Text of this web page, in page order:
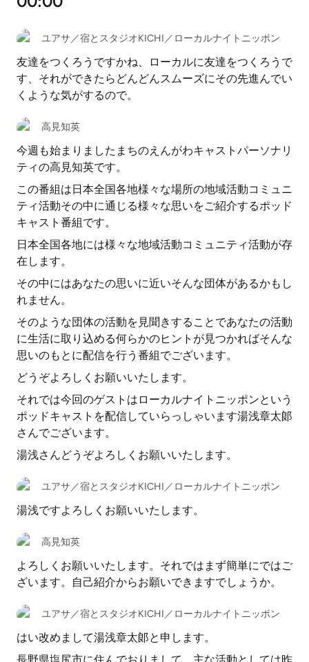
ユアサ／宿とスタジオKICHI／ローカルナイトニッポン
友達をつくろうですかね、ローカルに友達をつくろうで
す、それができたらどんどんスムーズにその先進んでい
くような気がするので。
高見知英
今週も始まりましたまちのえんがわキャストパーソナリ
ティの高見知英です。
この番組は日本全国各地様々な場所の地域活動コミュニ
ティ活動その中に通じる様々な思いをご紹介するポッド
キャスト番組です。
日本全国各地には様々な地域活動コミュニティ活動が存
在します。
その中にはあなたの思いに近いそんな団体があるかもし
れません。
そのような団体の活動を見聞きすることであなたの活動
に生活に取り込める何らかのヒントが見つかればそんな
思いのもとに配信を行う番組でございます。
どうぞよろしくお願いいたします。
それでは今回のゲストはローカルナイトニッポンという
ポッドキャストを配信していらっしゃいます湯浅章太郞
さんでございます。
湯浅さんどうぞよろしくお願いいたします。
ユアサ／宿とスタジオKICHI／ローカルナイトニッポン
湯浅ですよろしくお願いいたします。
高見知英
よろしくお願いいたします。それではまず簡単にではご
ざいます。自己紹介からお願いできますでしょうか。
ユアサ／宿とスタジオKICHI／ローカルナイトニッポン
はい改めまして湯浅章太郞と申します。